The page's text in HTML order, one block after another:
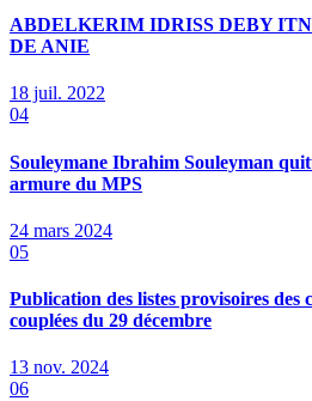
ABDELKERIM IDRISS DEBY
DE ANIE
18 juil. 2022
04
Souleymane Ibrahim Souleyman
armure du MPS
24 mars 2024
05
Publication des listes provisoires des
couplées du 29 décembre
13 nov. 2024
06